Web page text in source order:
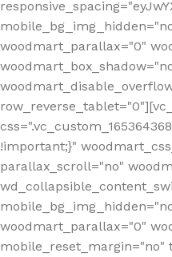
woodmart_parallax="0"
!important;}"
parallax_scroll="no"
woodmart_parallax="0"
mobile_reset_margin="no"